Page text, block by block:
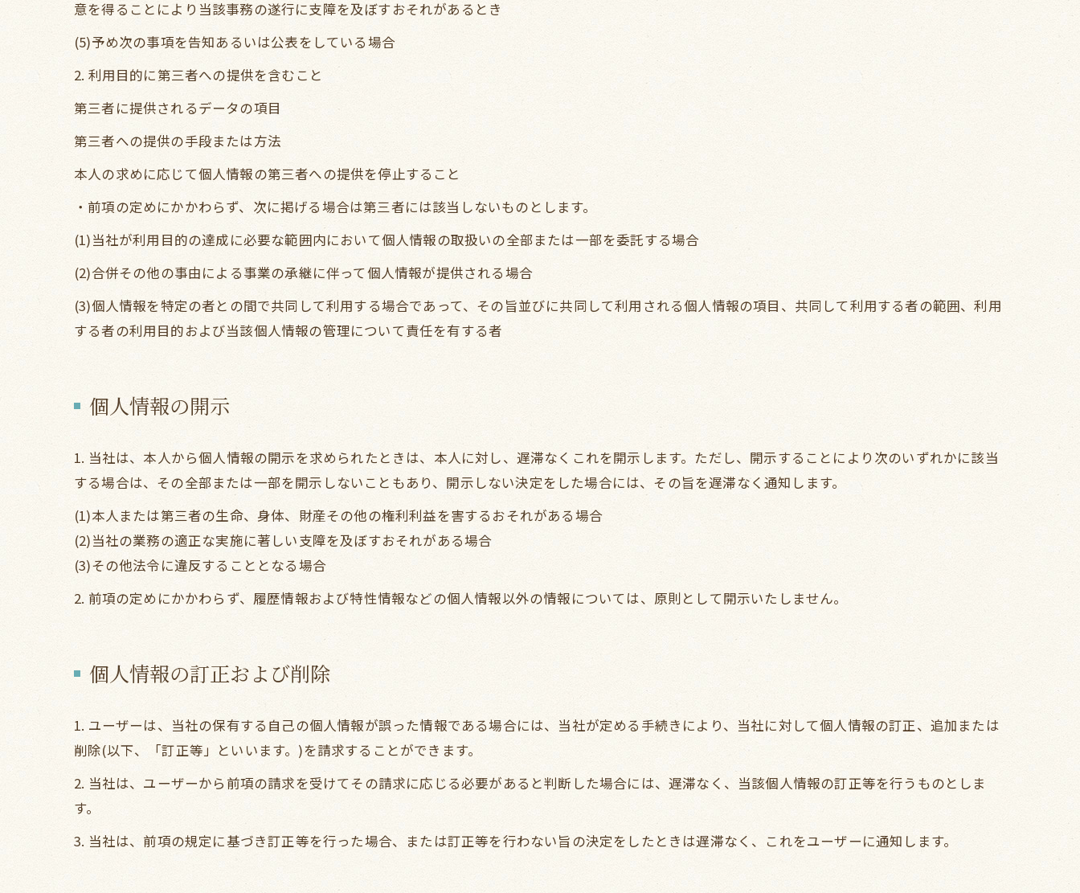
意を得ることにより当該事務の遂行に支障を及ぼすおそれがあるとき
(5)予め次の事項を告知あるいは公表をしている場合
2. 利用目的に第三者への提供を含むこと
第三者に提供されるデータの項目
第三者への提供の手段または方法
本人の求めに応じて個人情報の第三者への提供を停止すること
・前項の定めにかかわらず、次に掲げる場合は第三者には該当しないものとします。
(1)当社が利用目的の達成に必要な範囲内において個人情報の取扱いの全部または一部を委託する場合
(2)合併その他の事由による事業の承継に伴って個人情報が提供される場合
(3)個人情報を特定の者との間で共同して利用する場合であって、その旨並びに共同して利用される個人情報の項目、共同して利用する者の範囲、利用
する者の利用目的および当該個人情報の管理について責任を有する者
個人情報の開示
1. 当社は、本人から個人情報の開示を求められたときは、本人に対し、遅滞なくこれを開示します。ただし、開示することにより次のいずれかに該当
する場合は、その全部または一部を開示しないこともあり、開示しない決定をした場合には、その旨を遅滞なく通知します。
(1)本人または第三者の生命、身体、財産その他の権利利益を害するおそれがある場合
(2)当社の業務の適正な実施に著しい支障を及ぼすおそれがある場合
(3)その他法令に違反することとなる場合
2. 前項の定めにかかわらず、履歴情報および特性情報などの個人情報以外の情報については、原則として開示いたしません。
個人情報の訂正および削除
1. ユーザーは、当社の保有する自己の個人情報が誤った情報である場合には、当社が定める手続きにより、当社に対して個人情報の訂正、追加または
削除(以下、「訂正等」といいます。)を請求することができます。
2. 当社は、ユーザーから前項の請求を受けてその請求に応じる必要があると判断した場合には、遅滞なく、当該個人情報の訂正等を行うものとしま
す。
3. 当社は、前項の規定に基づき訂正等を行った場合、または訂正等を行わない旨の決定をしたときは遅滞なく、これをユーザーに通知します。